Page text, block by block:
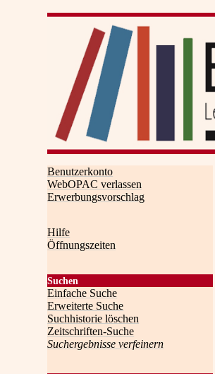
Benutzerkonto
WebOPAC verlassen
Erwerbungsvorschlag
Hilfe
Öffnungszeiten
Suchen
Einfache Suche
Erweiterte Suche
Suchhistorie löschen
Zeitschriften-Suche
Suchergebnisse verfeinern